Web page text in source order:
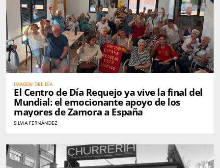
IMAGEN DEL DÍA
El Centro de Día Requejo ya vive la final del
Mundial: el emocionante apoyo de los
mayores de Zamora a España
SILVIA FERNÁNDEZ